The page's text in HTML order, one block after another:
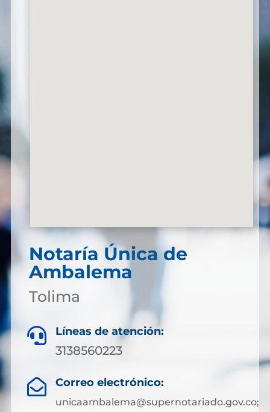
Notaría Única de
Ambalema
Tolima
 Líneas de atención:
3138560223
 Correo electrónico:
unicaambalema@supernotariado.gov.co;